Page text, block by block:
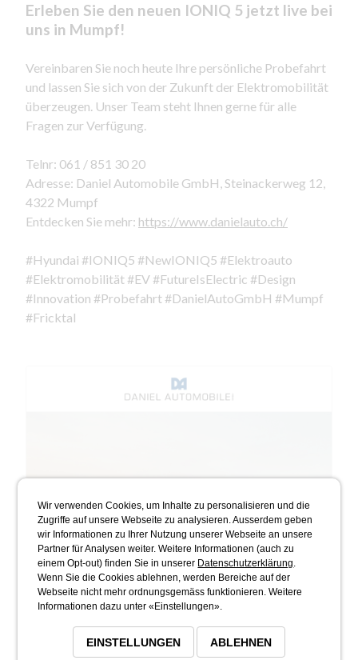
Erleben Sie den neuen IONIQ 5 jetzt live bei
uns in Mumpf!
Vereinbaren Sie noch heute Ihre persönliche Probefahrt
und lassen Sie sich von der Zukunft der Elektromobilität
überzeugen. Unser Team steht Ihnen gerne für alle
Fragen zur Verfügung.
Telnr: 061 / 851 30 20
Adresse: Daniel Automobile GmbH, Steinackerweg 12,
4322 Mumpf
Entdecken Sie mehr: https://www.danielauto.ch/
#Hyundai #IONIQ5 #NewIONIQ5 #Elektroauto
#Elektromobilität #EV #FutureIsElectric #Design
#Innovation #Probefahrt #DanielAutoGmbH #Mumpf
#Fricktal
Wir verwenden Cookies, um Inhalte zu personalisieren und die
Zugriffe auf unsere Webseite zu analysieren. Ausserdem geben
wir Informationen zu Ihrer Nutzung unserer Webseite an unsere
Partner für Analysen weiter. Weitere Informationen (auch zu
einem Opt-out) finden Sie in unserer Datenschutzerklärung
Wenn Sie die Cookies ablehnen, werden Bereiche auf der
Webseite nicht mehr ordnungsgemäss funktionieren. Weitere
Informationen dazu unter «Einstellungen».
EINSTELLUNGEN ABLEHNEN